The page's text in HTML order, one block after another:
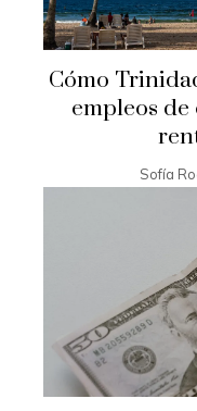
Cómo
empleos
Sofía